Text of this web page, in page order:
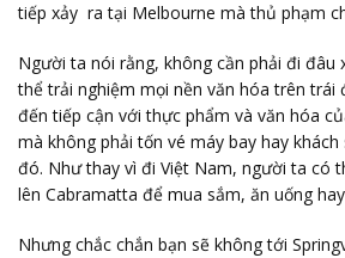
tiếp xảy ra tại Melbourne mà thủ phạm
Người ta nói rằng, không cần phải đi đâu
thể trải nghiệm mọi nền văn hóa trên trái
đến tiếp cận với thực phẩm và văn hóa
mà không phải tốn vé máy bay hay
đó. Như thay vì đi Việt Nam, người ta có
lên Cabramatta để mua sắm, ăn uống
Nhưng chắc chắn bạn sẽ không tới